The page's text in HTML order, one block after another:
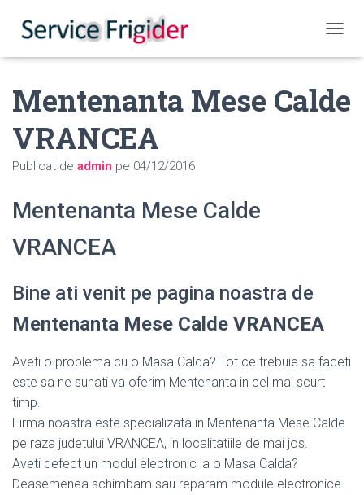
Mentenanta Mese Calde
VRANCEA
Publicat de admin pe 04/12/2016
Mentenanta Mese Calde
VRANCEA
Bine ati venit pe pagina noastra de
Mentenanta Mese Calde VRANCEA
Aveti o problema cu o Masa Calda? Tot ce trebuie sa faceti
este sa ne sunati va oferim Mentenanta in cel mai scurt
timp.
Firma noastra este specializata in Mentenanta Mese Calde
pe raza judetului VRANCEA, in localitatiile de mai jos.
Aveti defect un modul electronic la o Masa Calda?
Deasemenea schimbam sau reparam module electronice